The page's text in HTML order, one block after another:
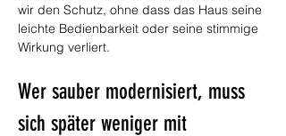
wir den Schutz, ohne dass das Haus seine
leichte Bedienbarkeit oder seine stimmige
Wirkung verliert.
Wer sauber modernisiert, muss
sich später weniger mit